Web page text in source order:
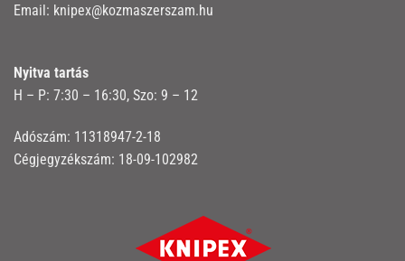
Email: knipex@kozmaszerszam.hu
Nyitva tartás
H – P: 7:30 – 16:30, Szo: 9 – 12
Adószám: 11318947-2-18
Cégjegyzékszám: 18-09-102982